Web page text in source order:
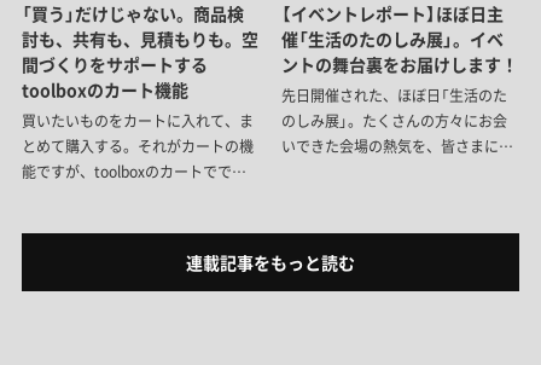
「買う」だけじゃない。商品検
討も、共有も、見積もりも。空
間づくりをサポートする
toolboxのカート機能
買いたいものをカートに入れて、ま
とめて購入する。それがカートの機
能ですが、toolboxのカートででき
プロのコミュニケーションまでサポ
【イベントレポート】ほぼ日主
催「生活のたのしみ展」。イベ
ントの舞台裏をお届けします！
先日開催された、ほぼ日「生活のた
のしみ展」。たくさんの方々にお会
いできた会場の熱気を、皆さまにも
裏と当日の様子をお届けします。
連載記事をもっと読む